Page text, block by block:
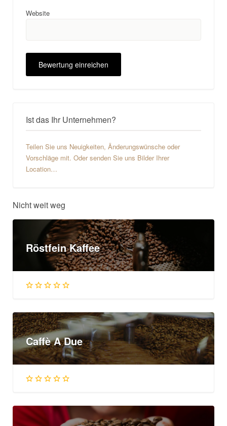
Website
Ist das Ihr Unternehmen?
Teilen Sie uns Neuigkeiten, Änderungswünsche oder
Vorschläge mit. Oder senden Sie uns Bilder Ihrer
Location…
Nicht weit weg
Röstfein Kaffee
Caffè A Due